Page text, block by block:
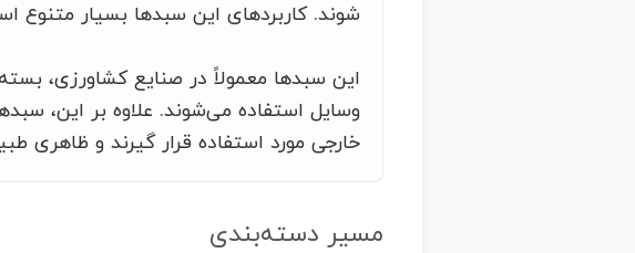
شوند. کاربردهای این سبدها بسیار متنوع
این سبدها معمولاً در صنایع کشاورزی،
وسایل استفاده می‌شوند. علاوه بر این،
خارجی مورد استفاده قرار گیرند و ظاهری
مسیر دسته‌بندی